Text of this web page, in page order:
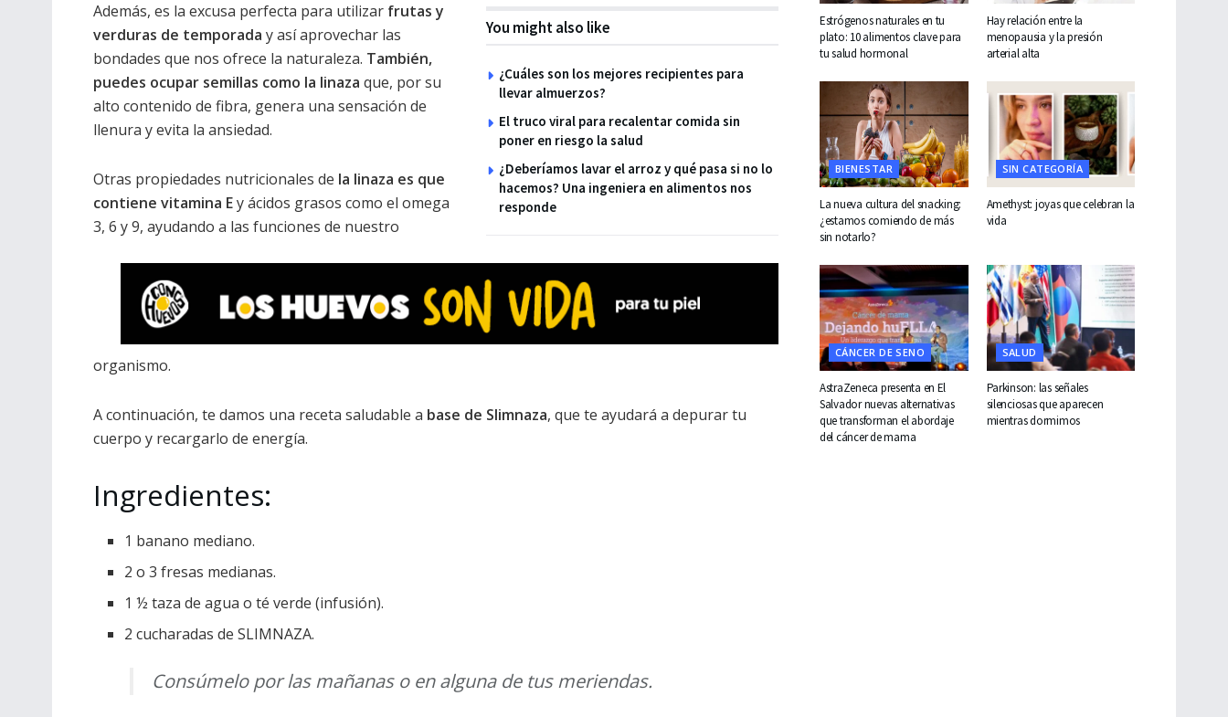
You might also like
¿Cuáles son los mejores recipientes para
llevar almuerzos?
El truco viral para recalentar comida sin
poner en riesgo la salud
¿Deberíamos lavar el arroz y qué pasa si no lo
hacemos? Una ingeniera en alimentos nos
responde
Además, es la excusa perfecta para utilizar frutas y
verduras de temporada y así aprovechar las
bondades que nos ofrece la naturaleza. También,
puedes ocupar semillas como la linaza que, por su
alto contenido de fibra, genera una sensación de
llenura y evita la ansiedad.
Otras propiedades nutricionales de la linaza es que
contiene vitamina Ey ácidos grasos como el omega
3, 6 y 9, ayudando a las funciones de nuestro
organismo.
A continuación, te damos una receta saludable a base de Slimnaza, que te ayudará a depurar tu
cuerpo y recargarlo de energía.
Ingredientes:
1 banano mediano.
2 o 3 fresas medianas.
1 ½ taza de agua o té verde (infusión).
2 cucharadas de SLIMNAZA.
Consúmelo por las mañanas o en alguna de tus meriendas.
Estrógenos naturales en tu
plato: 10 alimentos clave para
tu salud hormonal
Hay relación entre la
menopausia y la presión
arterial alta
BIENESTAR
La nueva cultura del snacking:
¿estamos comiendo de más
sin notarlo?
SIN CATEGORÍA
Amethyst: joyas que celebran la
vida
CÁNCER DE SENO
AstraZeneca presenta en El
Salvador nuevas alternativas
que transforman el abordaje
del cáncer de mama
SALUD
Parkinson: las señales
silenciosas que aparecen
mientras dormimos